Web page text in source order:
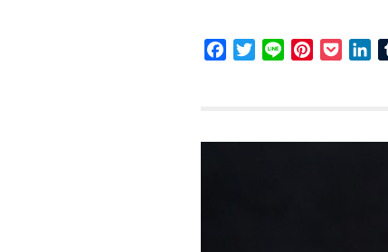
FacebookTwitterLine PinterestPocket